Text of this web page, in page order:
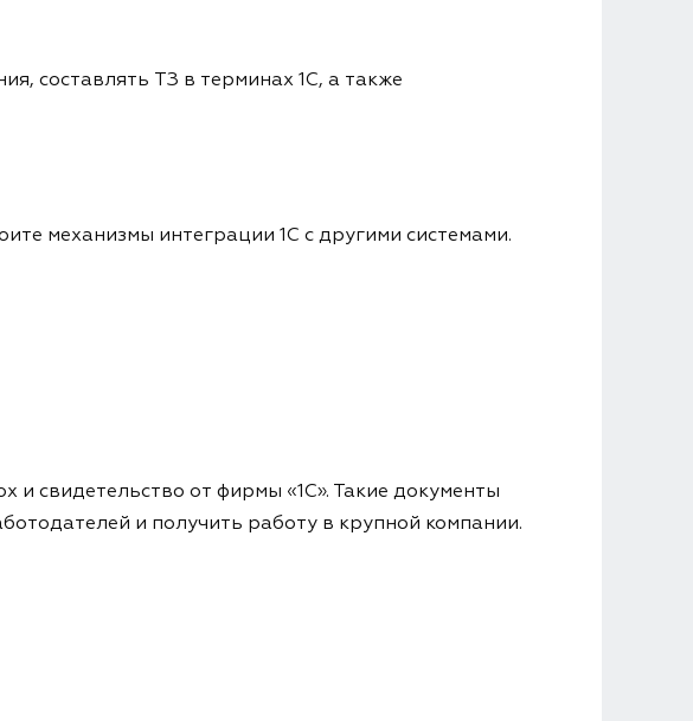
составлять ТЗ в терминах 1С, а также
механизмы интеграции 1С с другими системами.
свидетельство от фирмы «1С». Такие документы
и получить работу в крупной компании.